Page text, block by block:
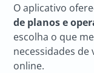
O aplicativo
de planos e
escolha o que
necessidades
online.